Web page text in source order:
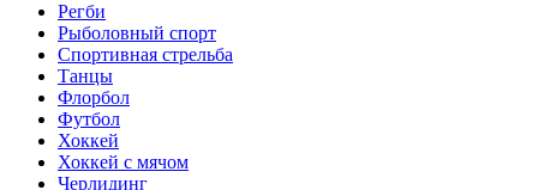
Регби
Рыболовный спорт
Спортивная стрельба
Танцы
Флорбол
Футбол
Хоккей
Хоккей с мячом
Черлидинг